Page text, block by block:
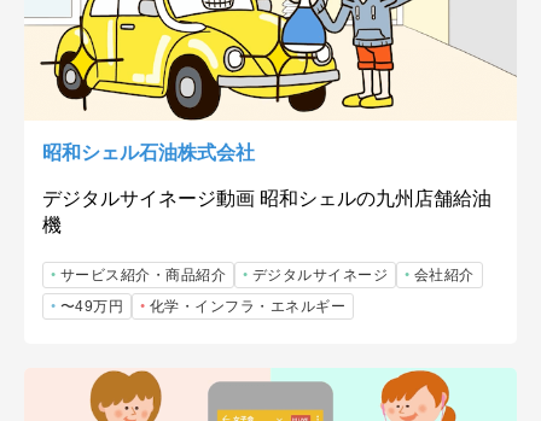
昭和シェル石油株式会社
デジタルサイネージ動画 昭和シェルの九州店舗給油
機
サービス紹介・商品紹介 デジタルサイネージ
会社紹介
〜49万円
化学・インフラ・エネルギー